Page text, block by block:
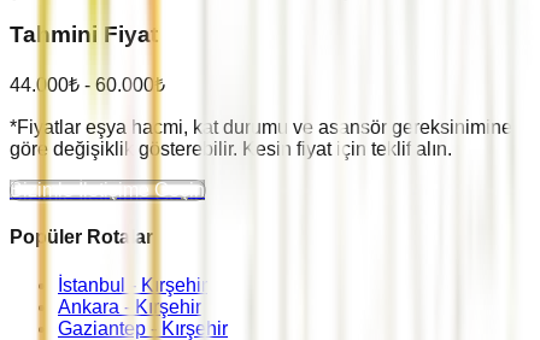
Tahmini Fiyat
44.000₺ - 60.000 ₺
*Fiyatlar eşya hacmi, kat durumu ve asansör gereksinimine
göre değişiklik gösterebilir. Kesin fiyat için teklif alın.
Bizimle İletişime Geçin
Popüler Rotalar
İstanbul - Kırşehir
Ankara - Kırşehir
Gaziantep - Kırşehir